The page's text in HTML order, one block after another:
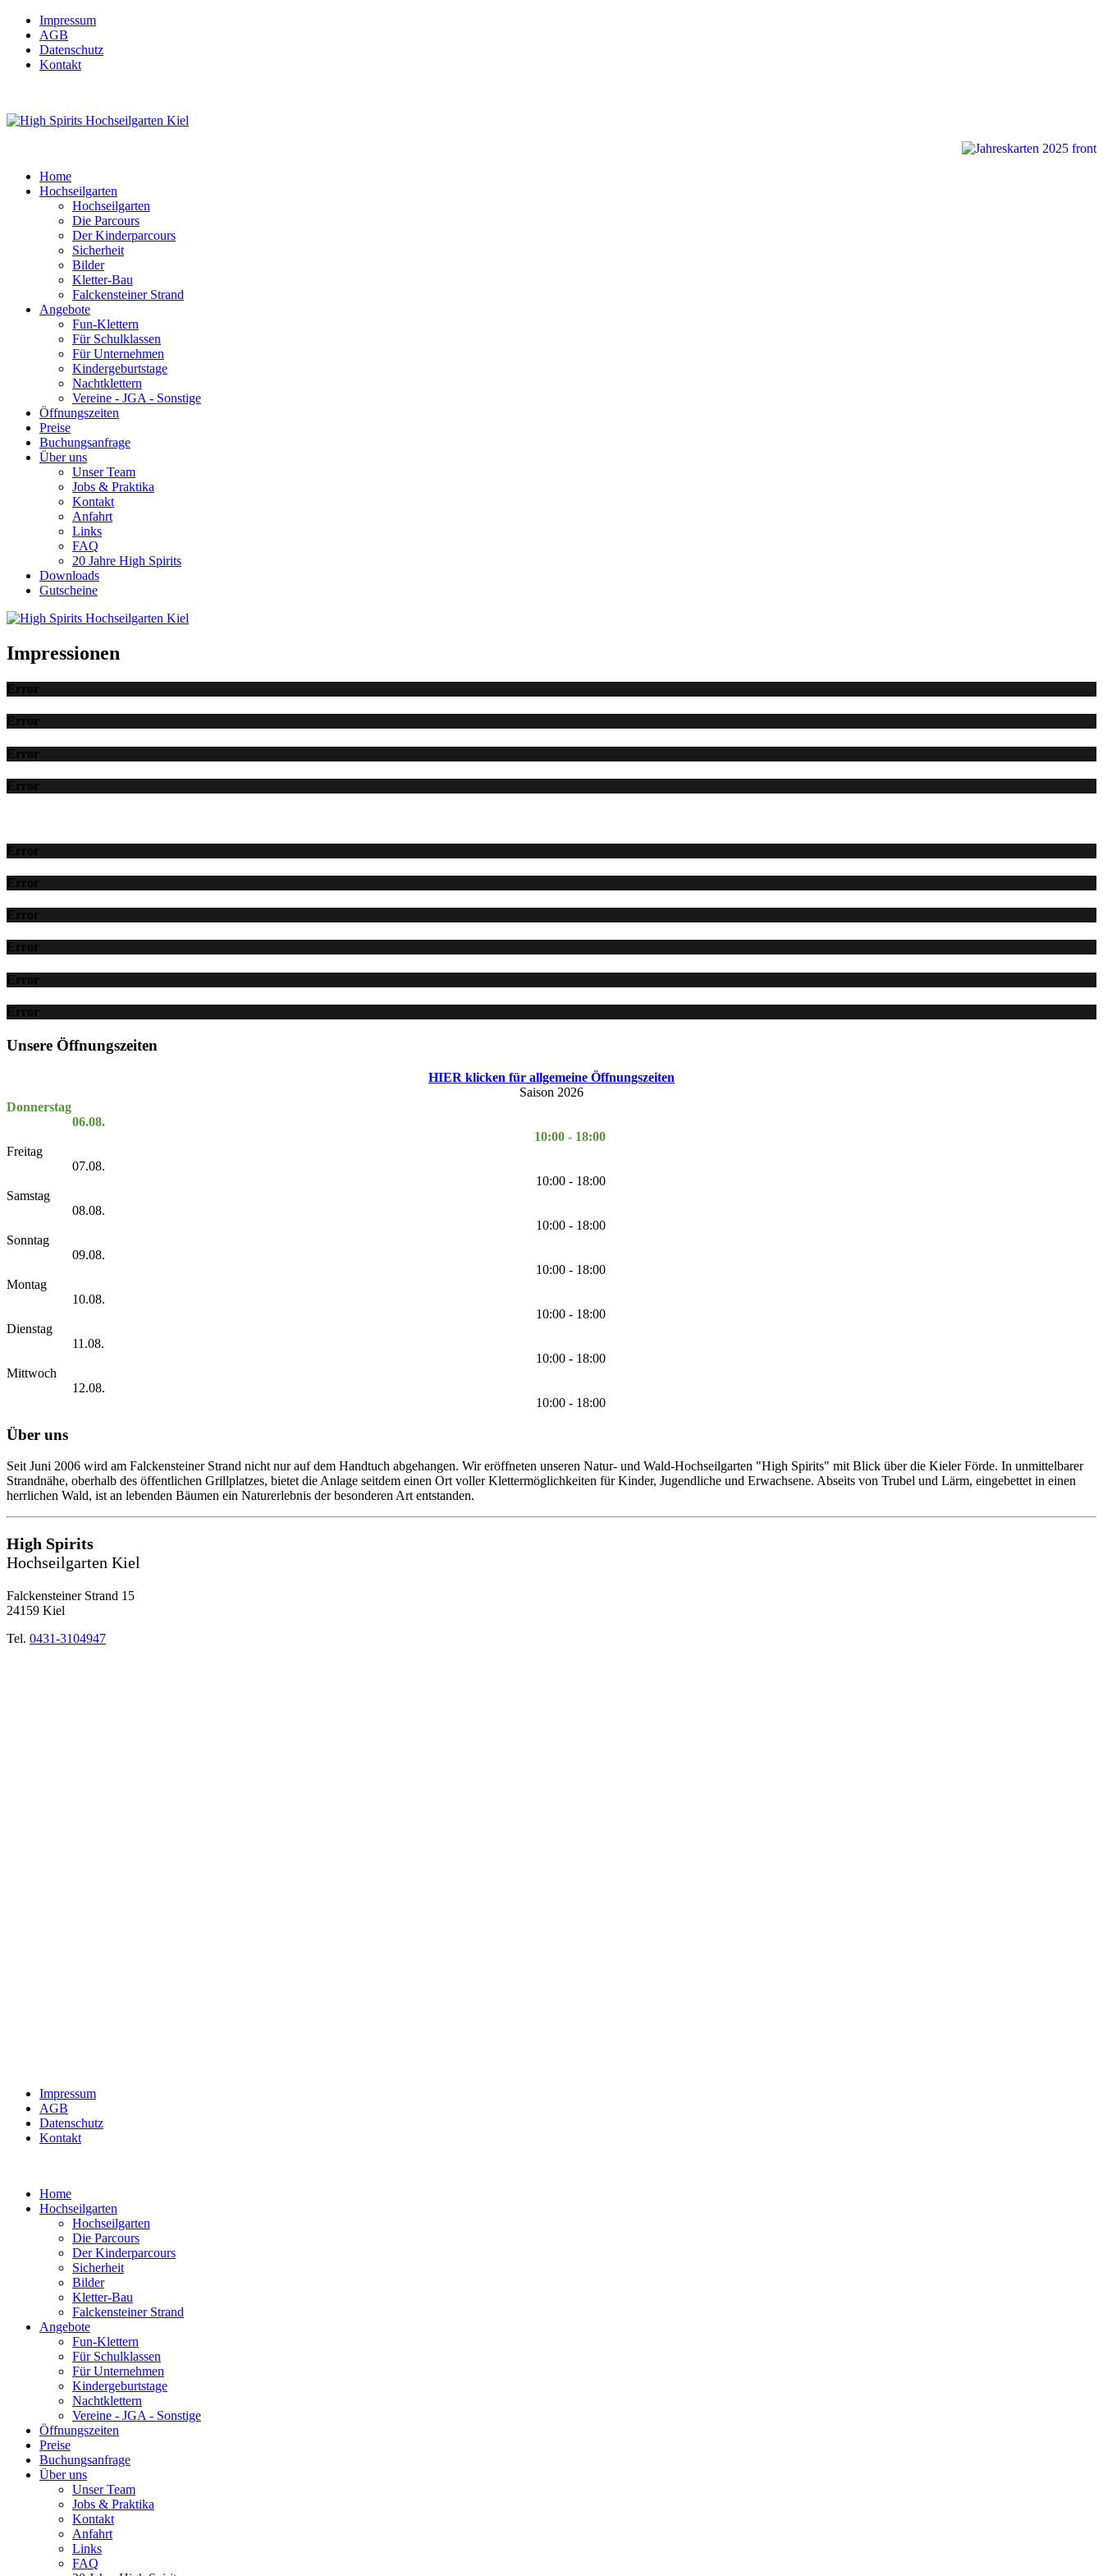
Impressum
AGB
Datenschutz
Kontakt
Home
Hochseilgarten
Hochseilgarten
Die Parcours
Der Kinderparcours
Sicherheit
Bilder
Kletter-Bau
Falckensteiner Strand
Angebote
Fun-Klettern
Für Schulklassen
Für Unternehmen
Kindergeburtstage
Nachtklettern
Vereine - JGA - Sonstige
Öffnungszeiten
Preise
Buchungsanfrage
Über uns
Unser Team
Jobs & Praktika
Kontakt
Anfahrt
Links
FAQ
20 Jahre High Spirits
Downloads
Gutscheine
Impressionen
Error
Error
Error
Error
Error
Error
Error
Error
Error
Error
Unsere Öffnungszeiten
HIER klicken für allgemeine Öffnungszeiten
Saison 2026
Donnerstag
06.08.
10:00 - 18:00
Freitag
07.08.
10:00 - 18:00
Samstag
08.08.
10:00 - 18:00
Sonntag
09.08.
10:00 - 18:00
Montag
10.08.
10:00 - 18:00
Dienstag
11.08.
10:00 - 18:00
Mittwoch
12.08.
10:00 - 18:00
Über uns
Seit Juni 2006 wird am Falckensteiner Strand nicht nur auf dem Handtuch abgehangen. Wir eröffneten unseren Natur- und Wald-Hochseilgarten "High Spirits" mit Blick über die Kieler Förde. In unmittelbarer
Strandnähe, oberhalb des öffentlichen Grillplatzes, bietet die Anlage seitdem einen Ort voller Klettermöglichkeiten für Kinder, Jugendliche und Erwachsene. Abseits von Trubel und Lärm, eingebettet in einen
herrlichen Wald, ist an lebenden Bäumen ein Naturerlebnis der besonderen Art entstanden.
High Spirits
Hochseilgarten Kiel
Falckensteiner Strand 15
24159 Kiel
Tel. 0431-3104947
Impressum
AGB
Datenschutz
Kontakt
Home
Hochseilgarten
Hochseilgarten
Die Parcours
Der Kinderparcours
Sicherheit
Bilder
Kletter-Bau
Falckensteiner Strand
Angebote
Fun-Klettern
Für Schulklassen
Für Unternehmen
Kindergeburtstage
Nachtklettern
Vereine - JGA - Sonstige
Öffnungszeiten
Preise
Buchungsanfrage
Über uns
Unser Team
Jobs & Praktika
Kontakt
Anfahrt
Links
FAQ